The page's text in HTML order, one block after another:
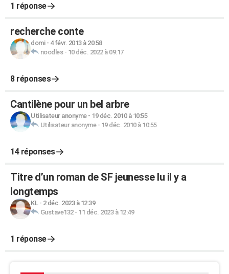
1 réponse
recherche conte
domi- 4 févr. 2013 à 20:58
noodles- 10 déc. 2022 à 09:17
8 réponses
Cantilène pour un bel arbre
Utilisateur anonyme- 19 déc. 2010 à 10:55
Utilisateur anonyme- 19 déc. 2010 à 10:55
14 réponses
Titre d’un roman de SF jeunesse lu il y a
longtemps
KL- 2 déc. 2023 à 12:39
Gustave132- 11 déc. 2023 à 12:49
1 réponse